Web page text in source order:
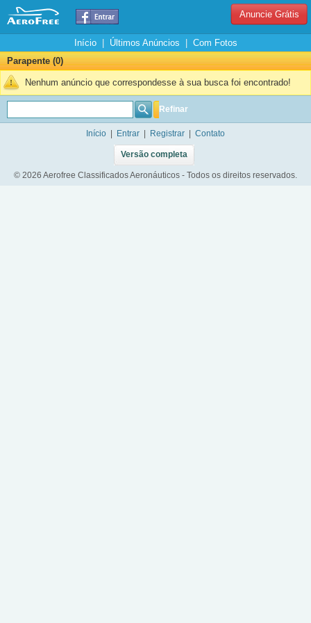
Anuncie Grátis
Início| Últimos Anúncios
Com Fotos
Parapente (0)
Nenhum anúncio que correspondesse à sua busca foi encontrado!
Refinar
Início Entrar Registrar Contato
Versão completa
© 2026 Aerofree Classificados Aeronáuticos - Todos os direitos reservados.